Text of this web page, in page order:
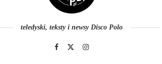
teledyski, teksty i newsy Disco Polo